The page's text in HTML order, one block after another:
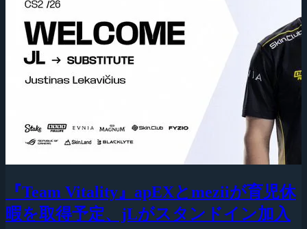
『Team Vitality』apEXとmeziiが育児休
暇を取得予定、jLがスタンドイン加入